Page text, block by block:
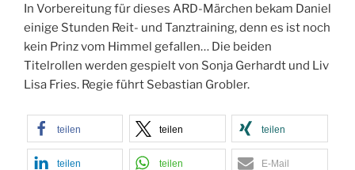
In Vorbereitung für dieses ARD-Märchen bekam Daniel
einige Stunden Reit- und Tanztraining, denn es ist noch
kein Prinz vom Himmel gefallen… Die beiden
Titelrollen werden gespielt von Sonja Gerhardt und Liv
Lisa Fries. Regie führt Sebastian Grobler.
teilen teilen teilen
teilen teilen E-Mail